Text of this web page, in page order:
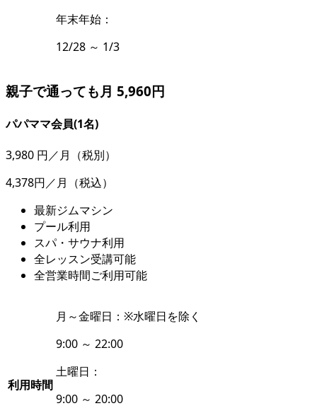
年末年始：
12/28 ～ 1/3
親子で通っても月 5,960円
パパママ会員(1名)
3,980 円／月 （税別）
4,378円／月 （税込）
最新ジムマシン
プール利用
スパ・サウナ利用
全レッスン受講可能
全営業時間ご利用可能
利用時間
月～金曜日： ※水曜日を除く
9:00 ～ 22:00
土曜日：
9:00 ～ 20:00